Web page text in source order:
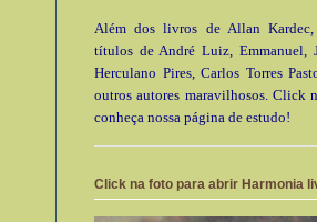
Além dos livros de Allan
títulos de André Luiz, Emmanuel,
Herculano Pires, Carlos Torres
outros autores maravilhosos. Click
conheça nossa página de estudo!
Click na foto para abrir Harmonia